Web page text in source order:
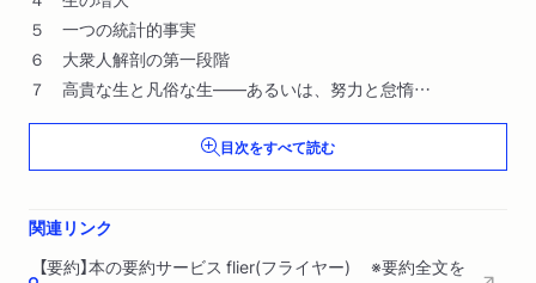
５ 一つの統計的事実
６ 大衆人解剖の第一段階
７ 高貴な生と凡俗な生――あるいは、努力と怠惰
８ 大衆はなぜすべてのことに干渉するのか、しかも彼らはな
ぜ暴力的にのみ干渉するのか
９ 原始性と技術
11 「慢心しきったお坊ちゃん」の時代
12 「専門主義」の野蛮性
目次をすべて読む
関連リンク
【要約】本の要約サービス flier(フライヤー) ※要約全文を